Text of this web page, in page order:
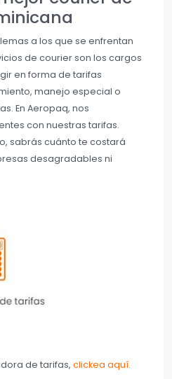
a los que se enfrentan
de courier son los cargos
en forma de tarifas
manejo especial o
En Aeropaq, nos
con nuestras tarifas.
sabrás cuánto te costará
desagradables ni
de tarifas, clickea aquí.